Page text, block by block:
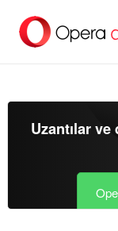
içeriğe
Uzantılar